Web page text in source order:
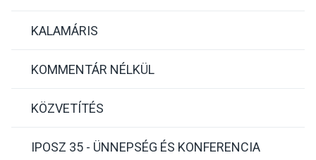
KALAMÁRIS
KOMMENTÁR NÉLKÜL
KÖZVETÍTÉS
IPOSZ 35 - ÜNNEPSÉG ÉS KONFERENCIA